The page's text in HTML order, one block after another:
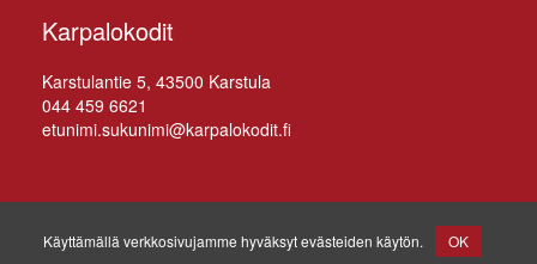
Käyttämällä verkkosivujamme hyväksyt evästeiden käytön. OK
Karpalokodit
Kars­tu­lan­tie 5, 43500 Karstula
044 459 6621
etunimi.sukunimi@karpalokodit.fi
© Karstulan hyvinvointipalvelusäätiö SR 2026. Kaikki